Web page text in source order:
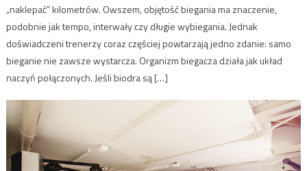
„naklepać” kilometrów. Owszem, objętość biegania ma znaczenie,
podobnie jak tempo, interwały czy długie wybiegania. Jednak
doświadczeni trenerzy coraz częściej powtarzają jedno zdanie: samo
bieganie nie zawsze wystarcza. Organizm biegacza działa jak układ
naczyń połączonych. Jeśli biodra są […]